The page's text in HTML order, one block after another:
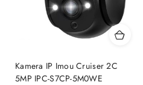
Kamera IP Imou Cruiser 2C
5MP IPC-S7CP-5M0WE